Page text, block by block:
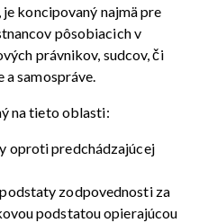
koncipovaný najmä pre
pôsobiacich v
právnikov, sudcov, či
a samospráve.
na tieto oblasti:
oproti predchádzajúcej
zodpovednosti za
podstatou opierajúcou